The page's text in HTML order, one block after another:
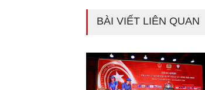
BÀI VIẾT LIÊN QUAN